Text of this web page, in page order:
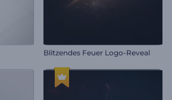
Blitzendes Feuer Logo-Reveal